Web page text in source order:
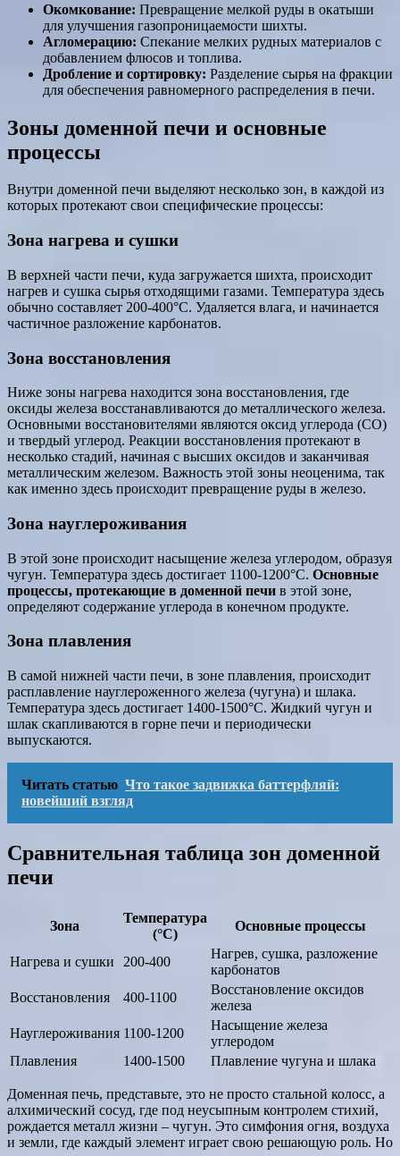
Окомкование: Превращение мелкой руды в окатыши
для улучшения газопроницаемости шихты.
Агломерацию: Спекание мелких рудных материалов с
добавлением флюсов и топлива.
Дробление и сортировку: Разделение сырья на фракции
для обеспечения равномерного распределения в печи.
Зоны доменной печи и основные
процессы
Внутри доменной печи выделяют несколько зон, в каждой из
которых протекают свои специфические процессы:
Зона нагрева и сушки
В верхней части печи, куда загружается шихта, происходит
нагрев и сушка сырья отходящими газами. Температура здесь
обычно составляет 200-400°C. Удаляется влага, и начинается
частичное разложение карбонатов.
Зона восстановления
Ниже зоны нагрева находится зона восстановления, где
оксиды железа восстанавливаются до металлического железа.
Основными восстановителями являются оксид углерода (CO)
и твердый углерод. Реакции восстановления протекают в
несколько стадий, начиная с высших оксидов и заканчивая
металлическим железом. Важность этой зоны неоценима, так
как именно здесь происходит превращение руды в железо.
Зона науглероживания
В этой зоне происходит насыщение железа углеродом, образуя
чугун. Температура здесь достигает 1100-1200°C. Основные
процессы, протекающие в доменной печи в этой зоне,
определяют содержание углерода в конечном продукте.
Зона плавления
В самой нижней части печи, в зоне плавления, происходит
расплавление науглероженного железа (чугуна) и шлака.
Температура здесь достигает 1400-1500°C. Жидкий чугун и
шлак скапливаются в горне печи и периодически
выпускаются.
Читать статью Что такое задвижка баттерфляй:
новейший взгляд
Сравнительная таблица зон доменной
печи
Зона
Температура
(°C)
Основные процессы
Нагрева и сушки 200-400
Нагрев, сушка, разложение
карбонатов
Восстановления
400-1100
Восстановление оксидов
железа
Науглероживания 1100-1200
Насыщение железа
углеродом
Плавления
1400-1500 Плавление чугуна и шлака
Доменная печь, представьте, это не просто стальной колосс, а
алхимический сосуд, где под неусыпным контролем стихий,
рождается металл жизни – чугун. Это симфония огня, воздуха
и земли, где каждый элемент играет свою решающую роль. Но